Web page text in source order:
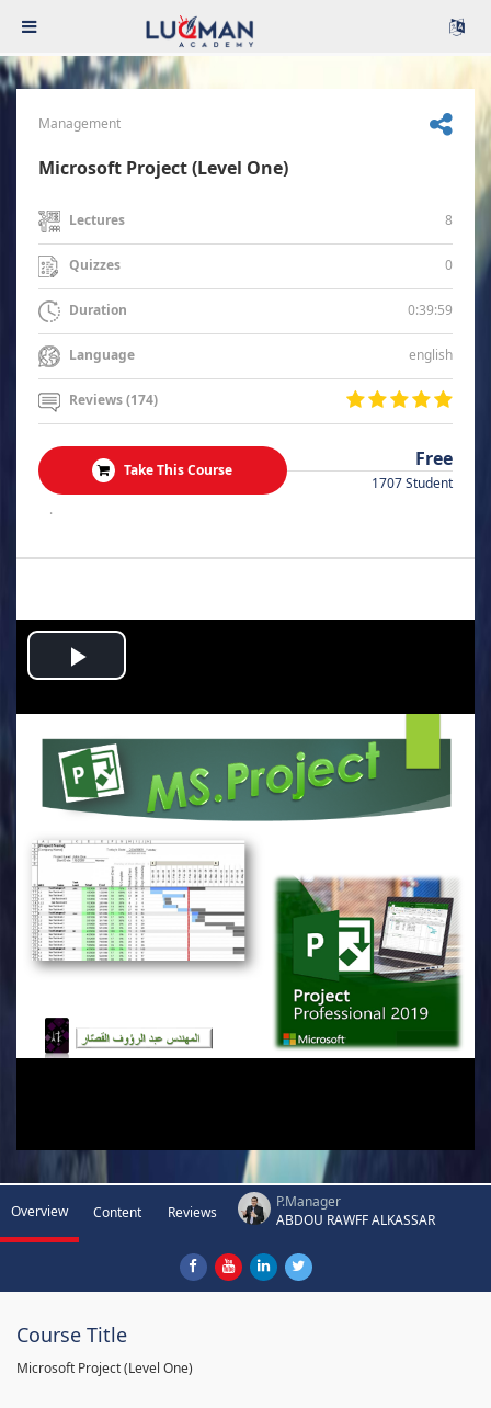
Management
Microsoft Project (Level One)
Lectures 8
Quizzes 0
Duration 0:39:59
Language english
Reviews (174)
Take This Course Free
1707 Student
.
Play
Video
Overview Content Reviews
P.Manager
ABDOU RAWFF ALKASSAR
Course Title
Microsoft Project (Level One)